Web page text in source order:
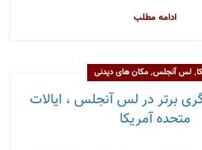
ادامه مطلب
, لس آنجلس, مکان های دیدنی
برتر در لس آنجلس ، ایالات
متحده آمریکا